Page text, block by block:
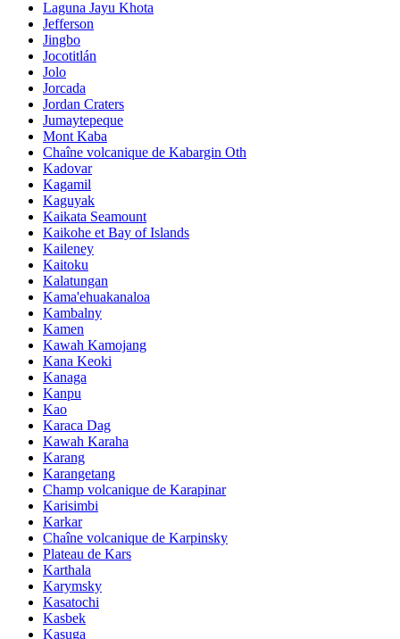
Laguna Jayu Khota
Jefferson
Jingbo
Jocotitlán
Jolo
Jorcada
Jordan Craters
Jumaytepeque
Mont Kaba
Chaîne volcanique de Kabargin Oth
Kadovar
Kagamil
Kaguyak
Kaikata Seamount
Kaikohe et Bay of Islands
Kaileney
Kaitoku
Kalatungan
Kama'ehuakanaloa
Kambalny
Kamen
Kawah Kamojang
Kana Keoki
Kanaga
Kanpu
Kao
Karaca Dag
Kawah Karaha
Karang
Karangetang
Champ volcanique de Karapinar
Karisimbi
Karkar
Chaîne volcanique de Karpinsky
Plateau de Kars
Karthala
Karymsky
Kasatochi
Kasbek
Kasuga